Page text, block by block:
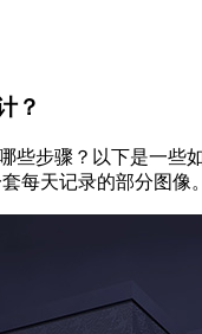
？
些步骤？以下是一些
每天记录的部分图